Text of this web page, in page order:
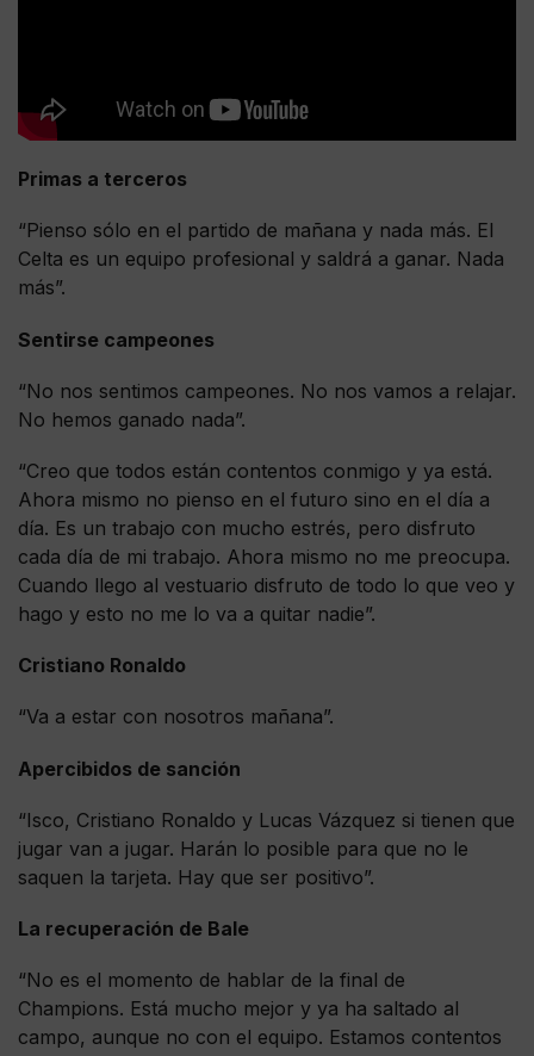
Primas a terceros
“Pienso sólo en el partido de mañana y nada más. El
Celta es un equipo profesional y saldrá a ganar. Nada
más”.
Sentirse campeones
“No nos sentimos campeones. No nos vamos a relajar.
No hemos ganado nada”.
“Creo que todos están contentos conmigo y ya está.
Ahora mismo no pienso en el futuro sino en el día a
día. Es un trabajo con mucho estrés, pero disfruto
cada día de mi trabajo. Ahora mismo no me preocupa.
Cuando llego al vestuario disfruto de todo lo que veo y
hago y esto no me lo va a quitar nadie”.
Cristiano Ronaldo
“Va a estar con nosotros mañana”.
Apercibidos de sanción
“Isco, Cristiano Ronaldo y Lucas Vázquez si tienen que
jugar van a jugar. Harán lo posible para que no le
saquen la tarjeta. Hay que ser positivo”.
La recuperación de Bale
“No es el momento de hablar de la final de
Champions. Está mucho mejor y ya ha saltado al
campo, aunque no con el equipo. Estamos contentos